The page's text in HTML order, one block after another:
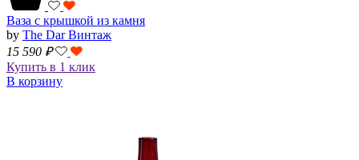
Ваза с крышкой из камня
by The Dar Винтаж
15 590 ₽
Купить в 1 клик
В корзину